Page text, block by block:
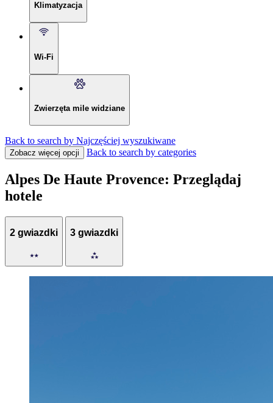
Klimatyzacja
Wi-Fi
Zwierzęta mile widziane
Back to search by Najczęściej wyszukiwane
Zobacz więcej opcji Back to search by categories
Alpes De Haute Provence: Przeglądaj
hotele
2 gwiazdki 3 gwiazdki